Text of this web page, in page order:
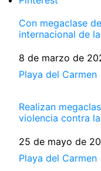
Con megaclase
internacional de
Fecha
8 de marzo de
Respecto a
Playa del Carmen
Realizan
violencia contra
Fecha
25 de mayo de
Respecto a
Playa del Carmen